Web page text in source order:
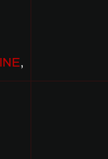
,